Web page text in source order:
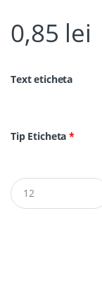
0,85 lei
Text eticheta
Tip Eticheta*
Q
u
a